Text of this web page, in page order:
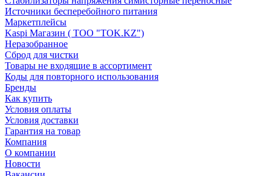
Источники бесперебойного питания
Маркетплейсы
Kaspi Магазин ( ТОО "TOK.KZ")
Неразобранное
Сброд для чистки
Товары не входящие в ассортимент
Коды для повторного использования
Бренды
Как купить
Условия оплаты
Условия доставки
Гарантия на товар
Компания
О компании
Новости